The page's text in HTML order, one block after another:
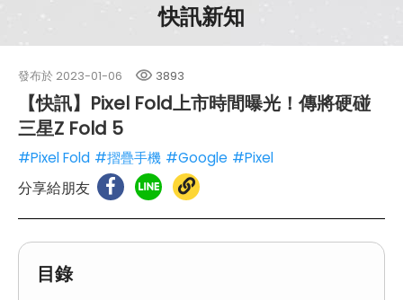
快訊新知
發布於 2023-01-06 3893
【快訊】Pixel Fold上市時間曝光！傳將硬碰
三星Z Fold 5
#Pixel Fold #摺疊手機 #Google #Pixel
分享給朋友
目錄